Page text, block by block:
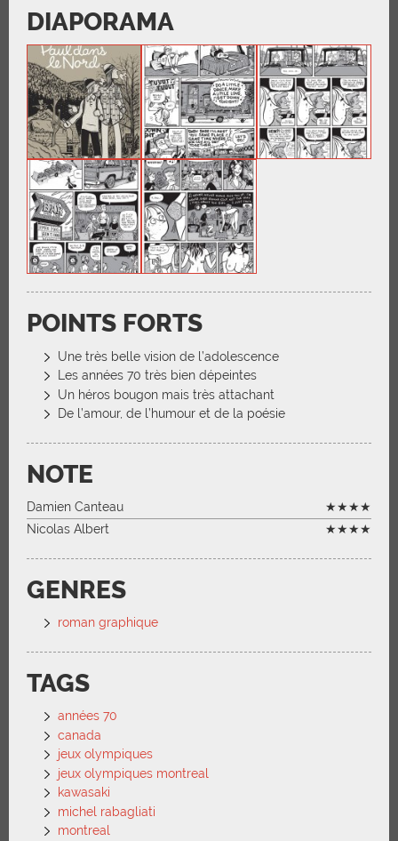
DIAPORAMA
POINTS FORTS
Une très belle vision de l’adolescence
Les années 70 très bien dépeintes
Un héros bougon mais très attachant
De l’amour, de l’humour et de la poésie
NOTE
Damien Canteau
★★★★
Nicolas Albert
★★★★
GENRES
roman graphique
TAGS
années 70
canada
jeux olympiques
jeux olympiques montreal
kawasaki
michel rabagliati
montreal